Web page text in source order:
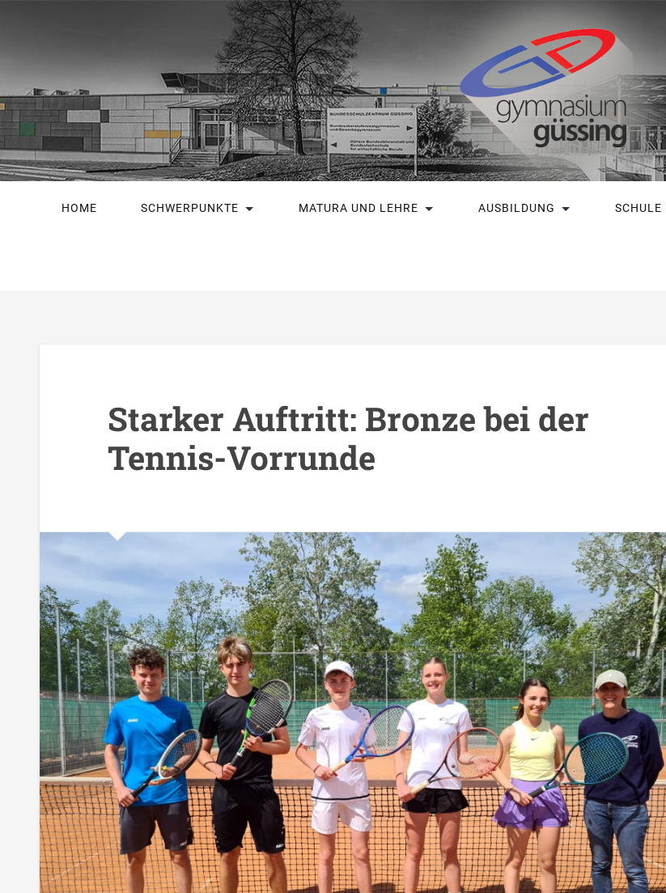
HOME SCHWERPUNKTE MATURA UND LEHRE AUSBILDUNG SCHULE
Starker Auftritt: Bronze bei der
Tennis-Vorrunde